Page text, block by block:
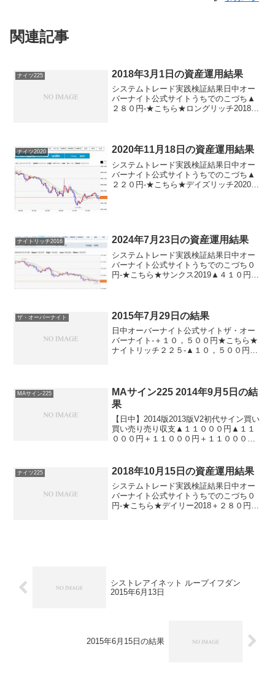
関連記事
ナイツ225 2018年3月1日の資産運用結果
システムトレード実践検証結果日中オー
バーナイト公式サイトうちでのこづち▲
２８０円-★こちら★ロングリッチ2018▲
８...
ナイツ2020 2020年11月18日の資産運用結果
システムトレード実践検証結果日中オー
バーナイト公式サイトうちでのこづち▲
２２０円-★こちら★デイズリッチ2020▲
ナイトリッチ2016 2024年7月23日の資産運用結果
システムトレード実践検証結果日中オー
バーナイト公式サイトうちでのこづち０
円-★こちら★サンクス2019▲４１０円-
ザ・オーバーナイト 2015年7月29日の結果
日中オーバーナイト公式サイトザ・オー
バーナイト-＋１０，５００円★こちら★
ナイトリッチ２２５-▲１０，５００円パ
デイズリッ...
MAサイン225
MAサイン225 2014年9月5日の結
果
【日中】2014版2013版V2初代サイン買い
買い売り売り収支▲１１０００円▲１１
０００円＋１１０００円＋１１０００円
円＋４０００円＋４０００円＋４０００
ナイツ225 2018年10月15日の資産運用結果
システムトレード実践検証結果日中オー
バーナイト公式サイトうちでのこづち０
円-★こちら★デイリー2018＋２８０円-
シストレアイネット ループイフダン
2015年6月13日
2015年6月15日の結果